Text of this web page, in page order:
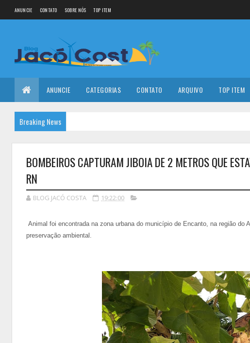
ANUNCIE CONTATO SOBRE NÓS TOP ITEM
ANUNCIE CATEGORIAS CONTATO ARQUIVO TOP ITEM
Breaking News
BOMBEIROS CAPTURAM JIBOIA DE 2 METROS QUE
RN
BLOG JACÓ COSTA 19:22:00
Animal foi encontrada na zona urbana do município de Encanto, na região
preservação ambiental.